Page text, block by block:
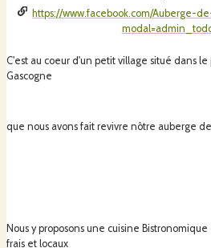
https://www.facebook.com/Auberge-
C'est au coeur d'un petit village situé dans
Gascogne
que nous avons fait revivre nôtre auberge
Nous y proposons une cuisine
frais et locaux